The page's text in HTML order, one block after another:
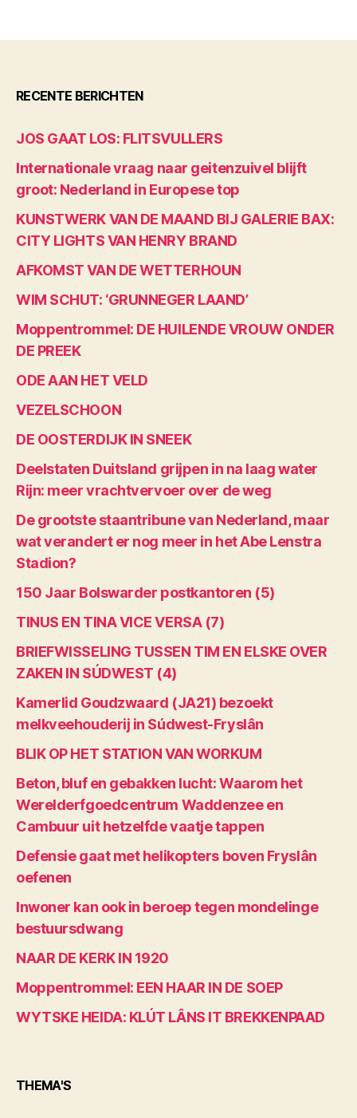
RECENTE BERICHTEN
JOS GAAT LOS: FLITSVULLERS
Internationale vraag naar geitenzuivel blijft
groot: Nederland in Europese top
KUNSTWERK VAN DE MAAND BIJ GALERIE BAX:
CITY LIGHTS VAN HENRY BRAND
AFKOMST VAN DE WETTERHOUN
WIM SCHUT: ‘GRUNNEGER LAAND’
Moppentrommel: DE HUILENDE VROUW ONDER
DE PREEK
ODE AAN HET VELD
VEZELSCHOON
DE OOSTERDIJK IN SNEEK
Deelstaten Duitsland grijpen in na laag water
Rijn: meer vrachtvervoer over de weg
De grootste staantribune van Nederland, maar
wat verandert er nog meer in het Abe Lenstra
Stadion?
150 Jaar Bolswarder postkantoren (5)
TINUS EN TINA VICE VERSA (7)
BRIEFWISSELING TUSSEN TIM EN ELSKE OVER
ZAKEN IN SÚDWEST (4)
Kamerlid Goudzwaard (JA21) bezoekt
melkveehouderij in Súdwest-Fryslân
BLIK OP HET STATION VAN WORKUM
Beton, bluf en gebakken lucht: Waarom het
Werelderfgoedcentrum Waddenzee en
Cambuur uit hetzelfde vaatje tappen
Defensie gaat met helikopters boven Fryslân
oefenen
Inwoner kan ook in beroep tegen mondelinge
bestuursdwang
NAAR DE KERK IN 1920
Moppentrommel: EEN HAAR IN DE SOEP
WYTSKE HEIDA: KLÚT LÂNS IT BREKKENPAAD
THEMA'S